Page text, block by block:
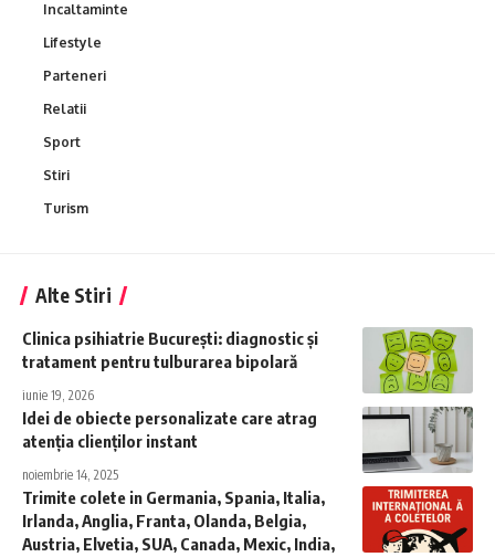
Incaltaminte
Lifestyle
Parteneri
Relatii
Sport
Stiri
Turism
Alte Stiri
Clinica psihiatrie București: diagnostic și
tratament pentru tulburarea bipolară
iunie 19, 2026
Idei de obiecte personalizate care atrag
atenția clienților instant
noiembrie 14, 2025
Trimite colete in Germania, Spania, Italia,
Irlanda, Anglia, Franta, Olanda, Belgia,
Austria, Elvetia, SUA, Canada, Mexic, India,